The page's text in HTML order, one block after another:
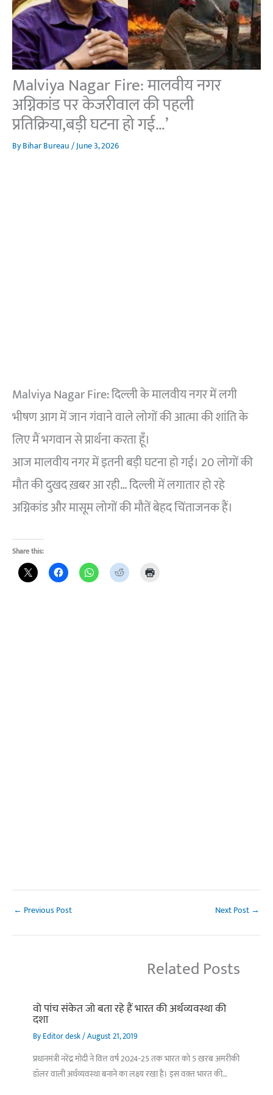
Malviya Nagar Fire: मालवीय नगर
अग्निकांड पर केजरीवाल की पहली
प्रतिक्रिया,बड़ी घटना हो गई…’
ByBihar Bureau/June 3, 2026
Malviya Nagar Fire: दिल्ली के मालवीय नगर में लगी
भीषण आग में जान गंवाने वाले लोगों की आत्मा की शांति के
लिए मैं भगवान से प्रार्थना करता हूँ।
आज मालवीय नगर में इतनी बड़ी घटना हो गई। 20 लोगों की
मौत की दुखद ख़बर आ रही… दिल्ली में लगातार हो रहे
अग्निकांड और मासूम लोगों की मौतें बेहद चिंताजनक हैं।
Share this:
← Previous Post Next Post →
Related Posts
वो पांच संकेत जो बता रहे हैं भारत की अर्थव्यवस्था की
दशा
ByEditor desk/August 21, 2019
प्रधानमंत्री नरेंद्र मोदी ने वित्त वर्ष 2024-25 तक भारत को 5 ख़रब अमरीकी
डॉलर वाली अर्थव्यवस्था बनाने का लक्ष्य रखा है। इस वक़्त भारत की…